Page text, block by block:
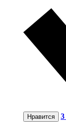
Нравится 3